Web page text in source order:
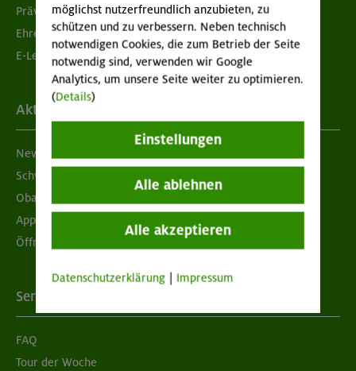
Prävention sexualisierter Gewalt
Ehrenamtsbörse
E-Learning
Aktuelles
Newsletter
Schwarzes Brett
Obacht geben!
App "Mein DAV+"
Öffnungszeiten
Services
FAQ
Tour der Woche
möglichst nutzerfreundlich anzubieten, zu
schützen und zu verbessern. Neben technisch
notwendigen Cookies, die zum Betrieb der Seite
notwendig sind, verwenden wir Google
Analytics, um unsere Seite weiter zu optimieren.
(Details)
Einstellungen
Alle ablehnen
Alle akzeptieren
Datenschutzerklärung Impressum